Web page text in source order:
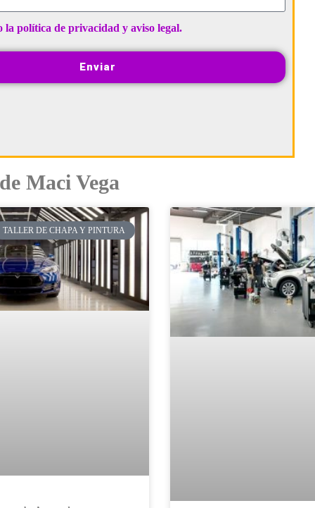
la política de privacidad y aviso legal.
Enviar
Maci Vega
TALLER DE CHAPA Y PINTURA